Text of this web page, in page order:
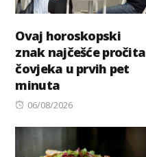
Ovaj horoskopski
znak najčešće pročita
čovjeka u prvih pet
minuta
Posted
06/08/2026